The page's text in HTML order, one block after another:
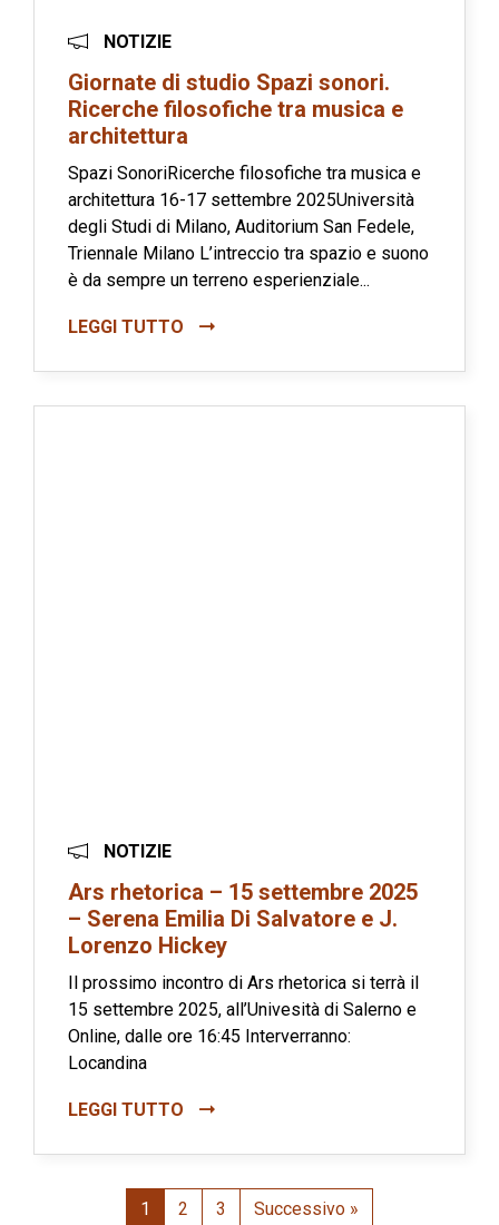
NOTIZIE
Giornate di studio Spazi sonori.
Ricerche filosofiche tra musica e
architettura
Spazi SonoriRicerche filosofiche tra musica e
architettura 16-17 settembre 2025Università
degli Studi di Milano, Auditorium San Fedele,
Triennale Milano L’intreccio tra spazio e suono
è da sempre un terreno esperienziale...
LEGGI TUTTO
NOTIZIE
Ars rhetorica – 15 settembre 2025
– Serena Emilia Di Salvatore e J.
Lorenzo Hickey
Il prossimo incontro di Ars rhetorica si terrà il
15 settembre 2025, all’Univesità di Salerno e
Online, dalle ore 16:45 Interverranno:
Locandina
LEGGI TUTTO
1 2 3 Successivo »